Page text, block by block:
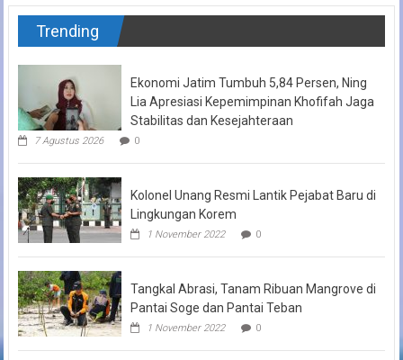
Trending
Ekonomi Jatim Tumbuh 5,84 Persen, Ning
Lia Apresiasi Kepemimpinan Khofifah Jaga
Stabilitas dan Kesejahteraan
7 Agustus 2026 0
Kolonel Unang Resmi Lantik Pejabat Baru di
Lingkungan Korem
1 November 2022 0
Tangkal Abrasi, Tanam Ribuan Mangrove di
Pantai Soge dan Pantai Teban
1 November 2022 0